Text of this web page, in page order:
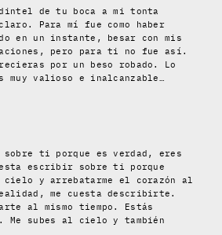
de tu boca a mi tonta
claro. Para mí fue como haber
en un instante, besar con mis
pero para ti no fue así.
por un beso robado. Lo
valioso e inalcanzable…
ti porque es verdad, eres
escribir sobre ti porque
cielo y arrebatarme el corazón al
me cuesta describirte.
al mismo tiempo. Estás
Me subes al cielo y también